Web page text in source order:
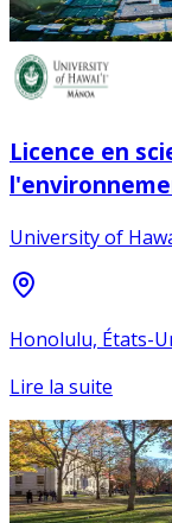
Licence en
University of
Honolulu, États-
Lire la suite